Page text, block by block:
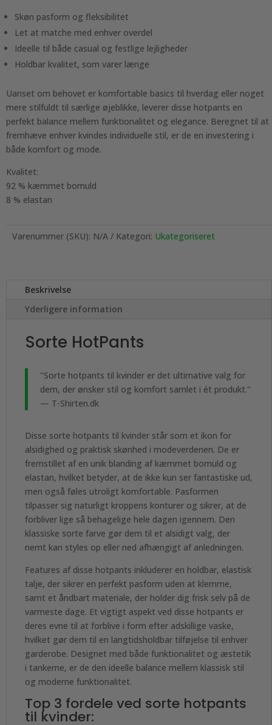
Skøn pasform og fleksibilitet
Let at matche med enhver overdel
Ideelle til både casual og festlige lejligheder
Holdbar kvalitet, som varer længe
Uanset om behovet er komfortable basics til hverdag eller noget
mere stilfuldt til særlige øjeblikke, leverer disse hotpants en
perfekt balance mellem funktionalitet og elegance. Beregnet til at
fremhæve enhver kvindes individuelle stil, er de en investering i
både komfort og mode.
Kvalitet:
92 % kæmmet bomuld
8 % elastan
Varenummer (SKU): N/A Kategori: Ukategoriseret
Beskrivelse
Yderligere information
Sorte HotPants
"Sorte hotpants til kvinder er det ultimative valg for
dem, der ønsker stil og komfort samlet i ét produkt."
— T-Shirten.dk
Disse sorte hotpants til kvinder står som et ikon for
alsidighed og praktisk skønhed i modeverdenen. De er
fremstillet af en unik blanding af kæmmet bomuld og
elastan, hvilket betyder, at de ikke kun ser fantastiske ud,
men også føles utroligt komfortable. Pasformen
tilpasser sig naturligt kroppens konturer og sikrer, at de
forbliver lige så behagelige hele dagen igennem. Den
klassiske sorte farve gør dem til et alsidigt valg, der
nemt kan styles op eller ned afhængigt af anledningen.
Features af disse hotpants inkluderer en holdbar, elastisk
talje, der sikrer en perfekt pasform uden at klemme,
samt et åndbart materiale, der holder dig frisk selv på de
varmeste dage. Et vigtigt aspekt ved disse hotpants er
deres evne til at forblive i form efter adskillige vaske,
hvilket gør dem til en langtidsholdbar tilføjelse til enhver
garderobe. Designet med både funktionalitet og æstetik
i tankerne, er de den ideelle balance mellem klassisk stil
og moderne funktionalitet.
Top 3 fordele ved sorte hotpants
til kvinder: